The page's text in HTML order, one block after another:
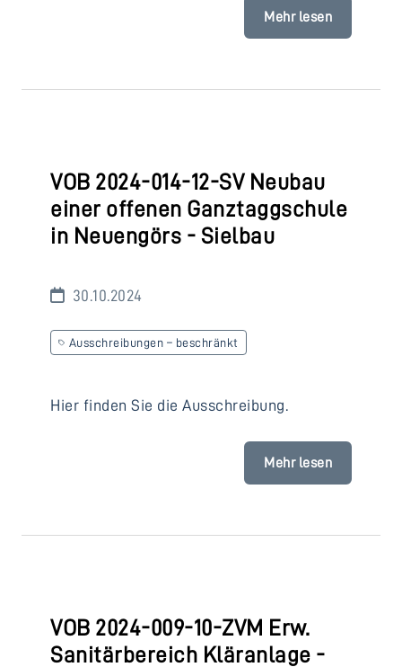
Mehr lesen
VOB 2024-014-12-SV Neubau
einer offenen Ganztaggschule
in Neuengörs - Sielbau
30.10.2024
Ausschreibungen – beschränkt
Hier finden Sie die Ausschreibung.
Mehr lesen
VOB 2024-009-10-ZVM Erw.
Sanitärbereich Kläranlage -